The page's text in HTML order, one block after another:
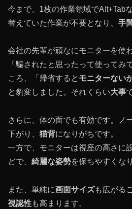
今まで、1枚の作業領域でAlt+Tab
替えていた作業が不要となり、 手
会社の先輩が頑なにモニターを使
「騙されたと思ったって使ってみ
ころ、「帰省すると モニターない
と豹変しました。それくらい大事
さらに、体の面でも有効です。ノ
下がり、 猫背になりがちです。
一方で、モニターは視座の高さに
どで、 綺麗な姿勢を保ちやすくな
また、単純に画面サイズも広がる
視認性も高まります。